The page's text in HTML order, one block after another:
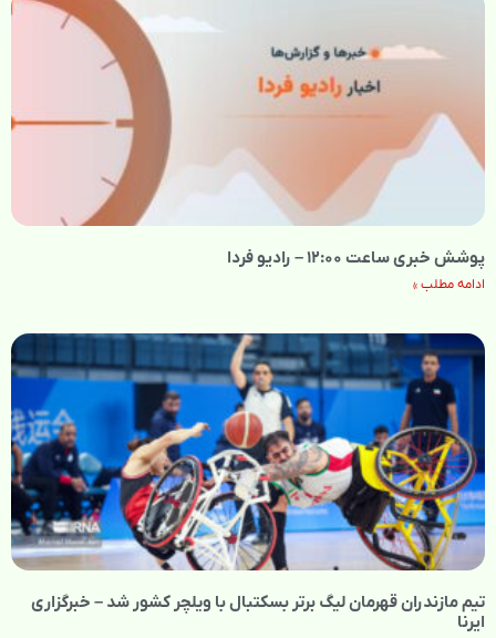
پوشش خبری ساعت ۱۲:۰۰ – رادیو فردا
ادامه مطلب »
تیم مازندران قهرمان لیگ برتر بسکتبال با ویلچر کشور شد – خبرگزاری
ایرنا